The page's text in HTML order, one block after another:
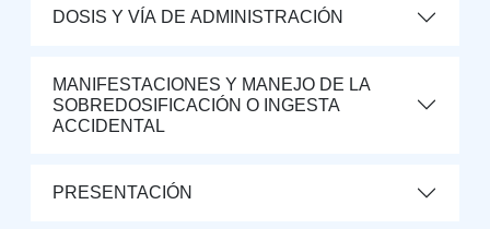
DOSIS Y VÍA DE ADMINISTRACIÓN
MANIFESTACIONES Y MANEJO DE LA
SOBREDOSIFICACIÓN O INGESTA
ACCIDENTAL
PRESENTACIÓN